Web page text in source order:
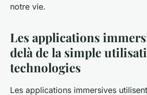
notre vie.
Les applications
delà de la simple
technologies
Les applications immersives